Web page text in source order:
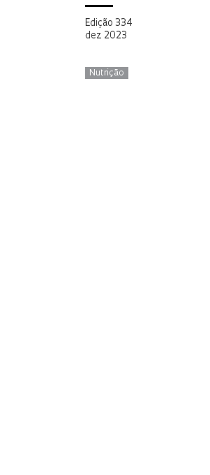
Edição 334
dez 2023
Nutrição